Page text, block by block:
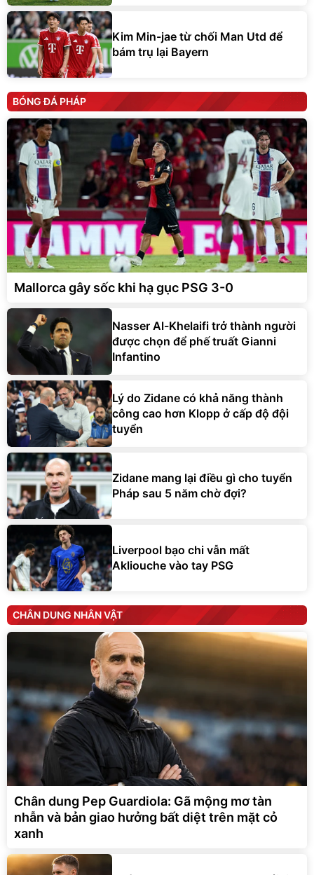
Kim Min-jae từ chối Man Utd để
bám trụ lại Bayern
BÓNG ĐÁ PHÁP
Mallorca gây sốc khi hạ gục PSG 3-0
Nasser Al-Khelaifi trở thành người
được chọn để phế truất Gianni
Infantino
Lý do Zidane có khả năng thành
công cao hơn Klopp ở cấp độ đội
tuyển
Zidane mang lại điều gì cho tuyển
Pháp sau 5 năm chờ đợi?
Liverpool bạo chi vẫn mất
Akliouche vào tay PSG
CHÂN DUNG NHÂN VẬT
Chân dung Pep Guardiola: Gã mộng mơ tàn
nhẫn và bản giao hưởng bất diệt trên mặt cỏ
xanh